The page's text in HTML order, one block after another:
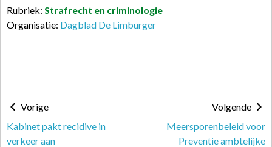
Rubriek: Strafrecht en criminologie
Organisatie: Dagblad De Limburger
Vorige
Kabinet pakt recidive in
verkeer aan
Volgende
Meersporenbeleid voor
Preventie ambtelijke